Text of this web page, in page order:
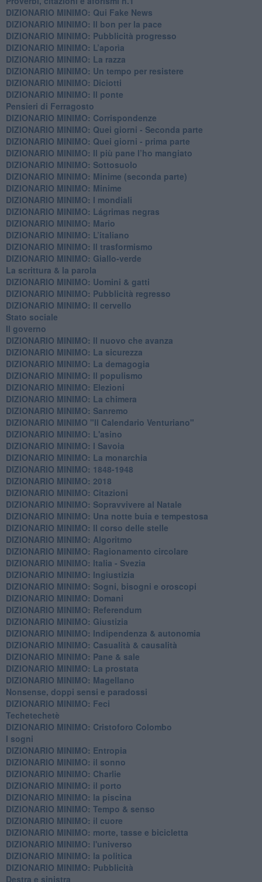
DIZIONARIO MINIMO: Qui Fake News
DIZIONARIO MINIMO: ​Il bon per la pace
DIZIONARIO MINIMO: Pubblicità progresso
DIZIONARIO MINIMO: L’aporìa
DIZIONARIO MINIMO: La razza
DIZIONARIO MINIMO: Un tempo per resistere
DIZIONARIO MINIMO: Diciotti
DIZIONARIO MINIMO: Il ponte
Pensieri di Ferragosto
DIZIONARIO MINIMO: Corrispondenze
DIZIONARIO MINIMO: Quei giorni - Seconda parte
DIZIONARIO MINIMO: Quei giorni - prima parte
DIZIONARIO MINIMO: Il più pane l’ho mangiato
DIZIONARIO MINIMO: Sottosuolo
DIZIONARIO MINIMO: Minime (seconda parte)
DIZIONARIO MINIMO: Minime
DIZIONARIO MINIMO: ​I mondiali
DIZIONARIO MINIMO: ​Lágrimas negras
DIZIONARIO MINIMO: Mario
DIZIONARIO MINIMO: L’italiano
DIZIONARIO MINIMO: Il trasformismo
DIZIONARIO MINIMO: Giallo-verde
La scrittura & la parola
​DIZIONARIO MINIMO: Uomini & gatti
DIZIONARIO MINIMO: ​Pubblicità regresso
DIZIONARIO MINIMO: Il cervello
Stato sociale
Il governo
DIZIONARIO MINIMO: Il nuovo che avanza
DIZIONARIO MINIMO: La sicurezza
DIZIONARIO MINIMO: La demagogia
DIZIONARIO MINIMO: Il populismo
DIZIONARIO MINIMO: Elezioni
DIZIONARIO MINIMO: La chimera
DIZIONARIO MINIMO: Sanremo
DIZIONARIO MINIMO "Il Calendario Venturiano"
DIZIONARIO MINIMO: L'asino
DIZIONARIO MINIMO: I Savoia
DIZIONARIO MINIMO: La monarchia
DIZIONARIO MINIMO: 1848-1948
DIZIONARIO MINIMO: 2018
DIZIONARIO MINIMO: Citazioni
DIZIONARIO MINIMO: ​Sopravvivere al Natale
DIZIONARIO MINIMO: ​Una notte buia e tempestosa
DIZIONARIO MINIMO: Il corso delle stelle
DIZIONARIO MINIMO: Algoritmo
DIZIONARIO MINIMO: Ragionamento circolare
DIZIONARIO MINIMO: Italia - Svezia
DIZIONARIO MINIMO: ​Ingiustizia
DIZIONARIO MINIMO: ​Sogni, bisogni e oroscopi
DIZIONARIO MINIMO: Domani
DIZIONARIO MINIMO: Referendum
DIZIONARIO MINIMO: Giustizia
DIZIONARIO MINIMO: ​Indipendenza & autonomia
DIZIONARIO MINIMO: ​Casualità & causalità
​DIZIONARIO MINIMO: Pane & sale
DIZIONARIO MINIMO: La prostata
​DIZIONARIO MINIMO: Magellano
Nonsense, doppi sensi e paradossi
DIZIONARIO MINIMO: Feci
Techetechetè
DIZIONARIO MINIMO: Cristoforo Colombo
I sogni
DIZIONARIO MINIMO: Entropia
DIZIONARIO MINIMO: il sonno
DIZIONARIO MINIMO: Charlie
DIZIONARIO MINIMO: il porto
DIZIONARIO MINIMO: la piscina
DIZIONARIO MINIMO: Tempo & senso
DIZIONARIO MINIMO: il cuore
DIZIONARIO MINIMO: morte, tasse e bicicletta
DIZIONARIO MINIMO: l'universo
DIZIONARIO MINIMO: la politica
DIZIONARIO MINIMO: Pubblicità
Destra e sinistra